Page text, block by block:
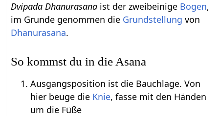
Dvipada Dhanurasana ist der zweibeinige Bogen,
im Grunde genommen die Grundstellung von
Dhanurasana.
So kommst du in die Asana
Ausgangsposition ist die Bauchlage. Von
hier beuge die Knie, fasse mit den Händen
um die Füße